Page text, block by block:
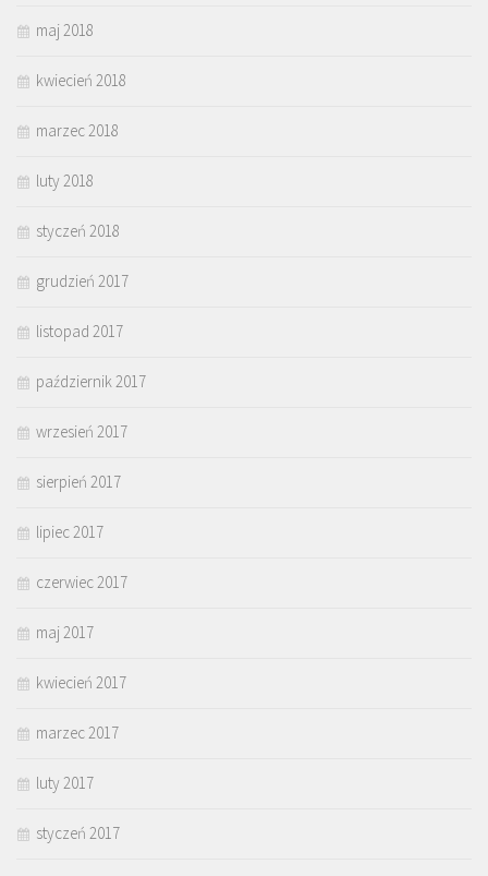
maj 2018
kwiecień 2018
marzec 2018
luty 2018
styczeń 2018
grudzień 2017
listopad 2017
październik 2017
wrzesień 2017
sierpień 2017
lipiec 2017
czerwiec 2017
maj 2017
kwiecień 2017
marzec 2017
luty 2017
styczeń 2017